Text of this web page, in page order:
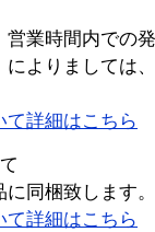
営業時間内での
によりましては
て詳細はこちら
に同梱致します。
て詳細はこちら